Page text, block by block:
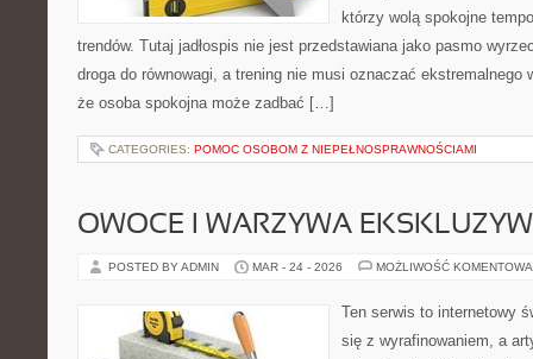
którzy wolą spokojne
trendów. Tutaj jadłospis nie jest przedstawiana jako pasmo
droga do równowagi, a trening nie musi oznaczać ekstremalnego
że osoba spokojna może zadbać […]
CATEGORIES: POMOC OSOBOM Z NIEPEŁNOSPRAWNOŚCIAMI
OWOCE I WARZYWA
POSTED BY ADMIN MAR - 24 - 2026 MOŻLIWOŚĆ
Ten serwis to internetowy
się z wyrafinowaniem, a